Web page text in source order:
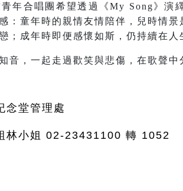
年合唱團希望透過《My Song》演
：童年時的親情友情陪伴，兒時情
；成年時即便感懷如斯，仍持續在人
音，一起走過歡笑與悲傷，在歌聲中
念堂管理處
林小姐 02-23431100 轉 1052